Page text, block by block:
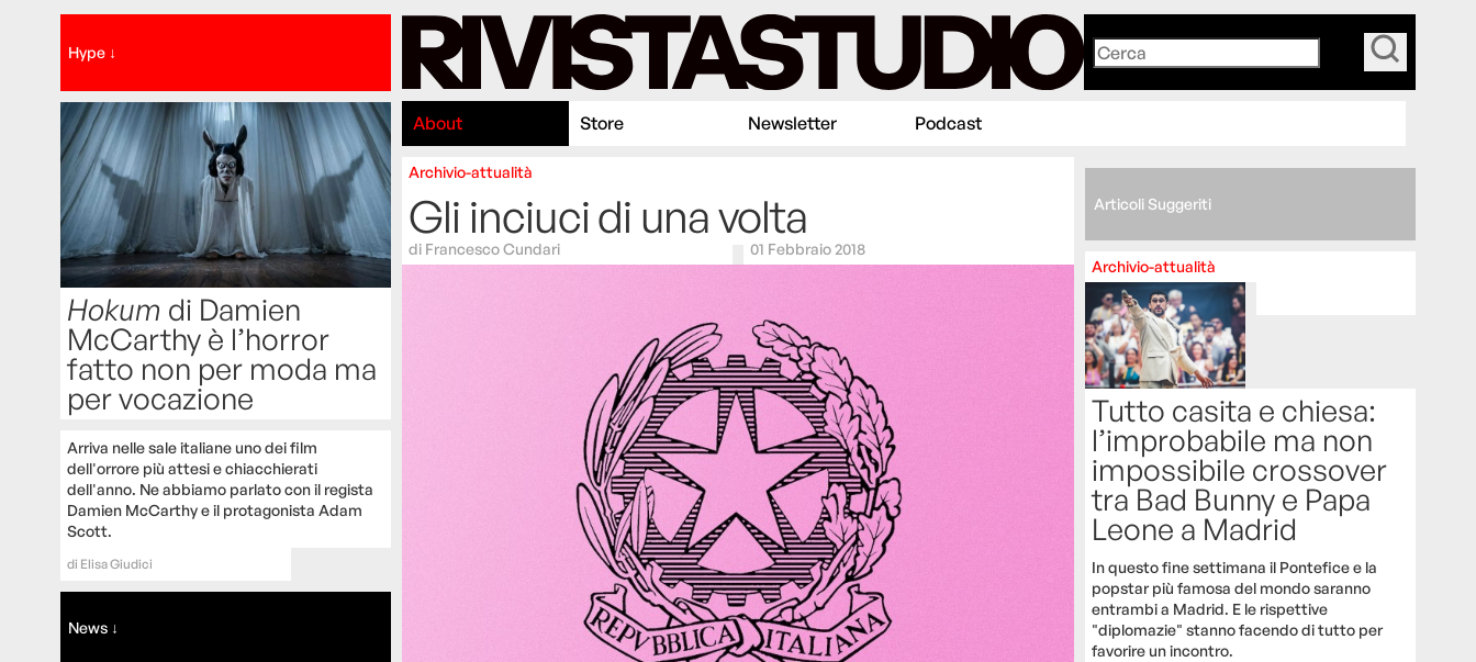
Hype ↓
Hokum di Damien
McCarthy è l’horror
fatto non per moda ma
per vocazione
Arriva nelle sale italiane uno dei film
dell'orrore più attesi e chiacchierati
dell'anno. Ne abbiamo parlato con il regista
Damien McCarthy e il protagonista Adam
Scott.
di Elisa Giudici
News ↓
About Store Newsletter Podcast
Archivio-attualità
Gli inciuci di una volta
di Francesco Cundari 01 Febbraio 2018
Articoli Suggeriti
Archivio-attualità
Tutto casita e chiesa:
l’improbabile ma non
impossibile crossover
tra Bad Bunny e Papa
Leone a Madrid
In questo fine settimana il Pontefice e la
popstar più famosa del mondo saranno
entrambi a Madrid. E le rispettive
"diplomazie" stanno facendo di tutto per
favorire un incontro.